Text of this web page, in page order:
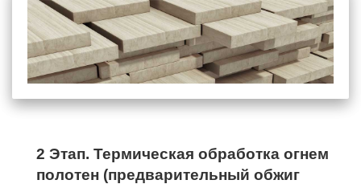
2 Этап. Термическая обработка огнем
полотен (предварительный обжиг